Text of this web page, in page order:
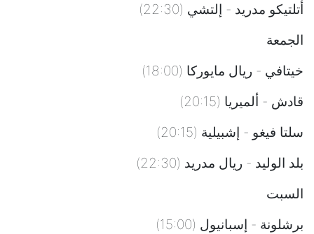
أتلتيكو مدريد - إلتشي (22:30)
الجمعة
خيتافي - ريال مايوركا (18:00)
قادش - ألميريا (20:15)
سلتا فيغو - إشبيلية (20:15)
بلد الوليد - ريال مدريد (22:30)
السبت
برشلونة - إسبانيول (15:00)